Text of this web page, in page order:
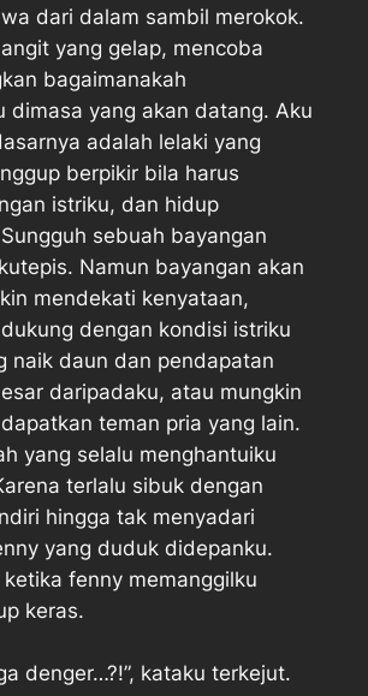
dari dalam sambil merokok.
yang gelap, mencoba
bagaimanakah
dimasa yang akan datang. Aku
adalah lelaki yang
berpikir bila harus
istriku, dan hidup
sebuah bayangan
Namun bayangan akan
mendekati kenyataan,
dengan kondisi istriku
naik daun dan pendapatan
daripadaku, atau mungkin
teman pria yang lain.
yang selalu menghantuiku
terlalu sibuk dengan
hingga tak menyadari
yang duduk didepanku.
fenny memanggilku
keras.
denger…?!”, kataku terkejut.